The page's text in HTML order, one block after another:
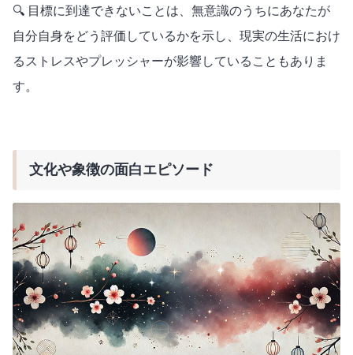
🔍 目標に到達できないことは、無意識のうちにあなたが
自分自身をどう評価しているかを示し、現実の生活におけ
るストレスやプレッシャーが影響していることもありま
す。
文化や象徴の面白エピソード